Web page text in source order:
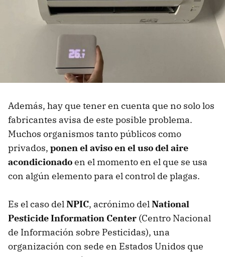
Además, hay que tener en cuenta que no solo los
fabricantes avisa de este posible problema.
Muchos organismos tanto públicos como
privados, ponen el aviso en el uso del aire
acondicionadoen el momento en el que se usa
con algún elemento para el control de plagas.
Es el caso delNPIC, acrónimo delNational
Pesticide Information Center (Centro Nacional
de Información sobre Pesticidas), una
organización con sede en Estados Unidos que